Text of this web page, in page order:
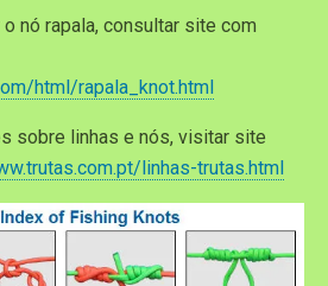
nó rapala, consultar site com
html/rapala_knot.html
sobre linhas e nós, visitar site
linhas-trutas.html